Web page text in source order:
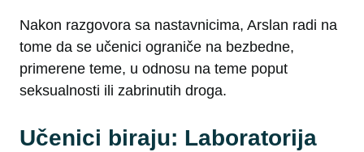
Nakon razgovora sa nastavnicima, Arslan radi na
tome da se učenici ograniče na bezbedne,
primerene teme, u odnosu na teme poput
seksualnosti ili zabrinutih droga.
Učenici biraju: Laboratorija